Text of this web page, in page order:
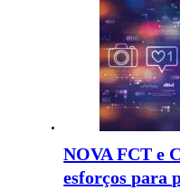
NOVA FCT e
esforços para